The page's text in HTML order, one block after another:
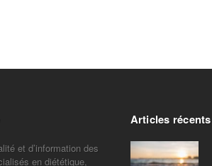
et d’information des
en diététique,
Articles récents